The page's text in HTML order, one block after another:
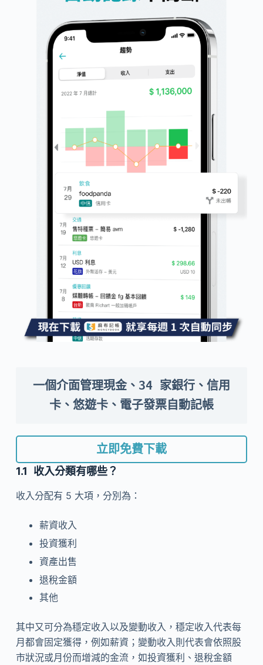
一個介面管理現金、34 家銀行、信用
卡、悠遊卡、電子發票自動記帳
立即免費下載
收入分類有哪些？
收入分配有 5 大項，分別為：
薪資收入
投資獲利
資產出售
退稅金額
其他
其中又可分為穩定收入以及變動收入，穩定收入代表每
月都會固定獲得，例如薪資；變動收入則代表會依照股
市狀況或月份而增減的金流，如投資獲利、退稅金額